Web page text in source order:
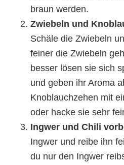
braun werden.
Zwiebeln und
Schäle die Zwiebeln
feiner die Zwiebeln
besser lösen sie sich
und geben ihr Aroma
Knoblauchzehen mit
oder hacke sie sehr
Ingwer und Chili
Ingwer und reibe ihn
du nur den Ingwer